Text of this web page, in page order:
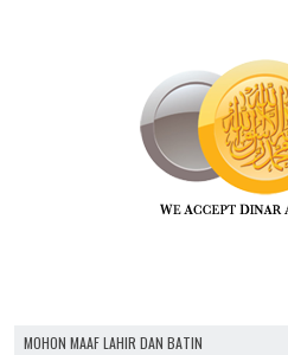
MOHON MAAF LAHIR DAN BATIN